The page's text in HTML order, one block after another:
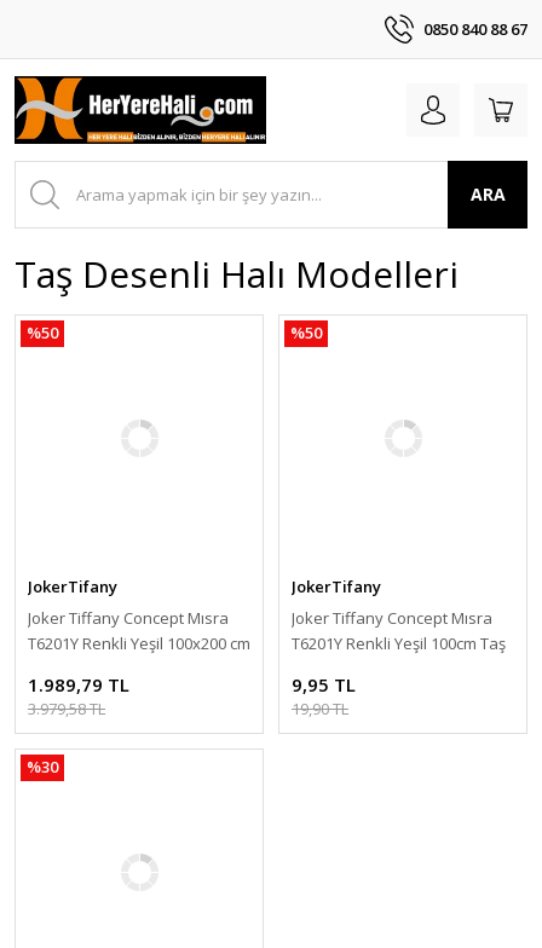
0850 840 88 67
ARA
Taş Desenli Halı Modelleri
%50
JokerTifany
Joker Tiffany Concept Mısra
T6201Y Renkli Yeşil 100x200 cm
1.989,79 TL
3.979,58 TL
%50
JokerTifany
Joker Tiffany Concept Mısra
T6201Y Renkli Yeşil 100cm Taş
9,95 TL
19,90 TL
%30